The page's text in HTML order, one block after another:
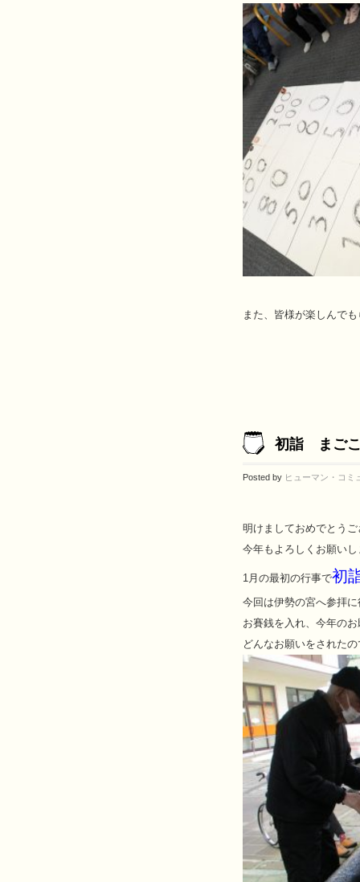
また、皆様が楽しんで
初詣 まごこ
Posted by ヒューマン・コミ
明けましておめでとう
今年もよろしくお願いし
1月の最初の行事で初
今回は伊勢の宮へ参拝
お賽銭を入れ、今年の
どんなお願いをされた